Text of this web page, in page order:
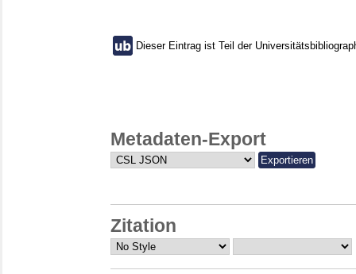
Dieser Eintrag ist Teil der
Metadaten-Export
Zitation